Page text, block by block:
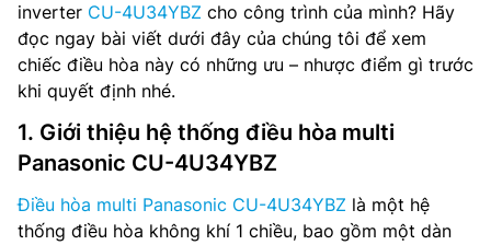
inverter CU-4U34YBZ cho công trình của mình? Hãy
đọc ngay bài viết dưới đây của chúng tôi để xem
chiếc điều hòa này có những ưu – nhược điểm gì trước
khi quyết định nhé.
1. Giới thiệu hệ thống điều hòa multi
Panasonic CU-4U34YBZ
Điều hòa multi Panasonic CU-4U34YBZ là một hệ
thống điều hòa không khí 1 chiều, bao gồm một dàn